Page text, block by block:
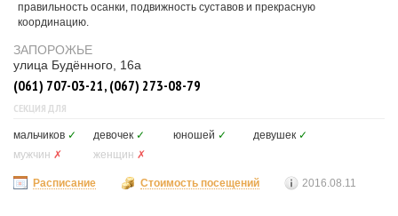
правильность осанки, подвижность суставов и прекрасную
координацию.
ЗАПОРОЖЬЕ
улица Будённого, 16а
(061) 707-03-21, (067) 273-08-79
СЕКЦИЯ ДЛЯ
мальчиков ✓ девочек ✓ юношей ✓ девушек ✓
мужчин ✗ женщин ✗
Расписание Стоимость посещений 2016.08.11